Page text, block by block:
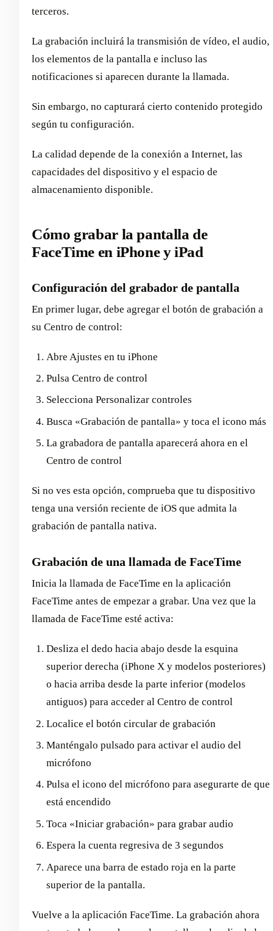
terceros.
La grabación incluirá la transmisión de vídeo, el audio,
los elementos de la pantalla e incluso las
notificaciones si aparecen durante la llamada.
Sin embargo, no capturará cierto contenido protegido
según tu configuración.
La calidad depende de la conexión a Internet, las
capacidades del dispositivo y el espacio de
almacenamiento disponible.
Cómo grabar la pantalla de
FaceTime en iPhone y iPad
Configuración del grabador de pantalla
En primer lugar, debe agregar el botón de grabación a
su Centro de control:
Abre Ajustes en tu iPhone
Pulsa Centro de control
Selecciona Personalizar controles
Busca «Grabación de pantalla» y toca el icono más
La grabadora de pantalla aparecerá ahora en el
Centro de control
Si no ves esta opción, comprueba que tu dispositivo
tenga una versión reciente de iOS que admita la
grabación de pantalla nativa.
Grabación de una llamada de FaceTime
Inicia la llamada de FaceTime en la aplicación
FaceTime antes de empezar a grabar. Una vez que la
llamada de FaceTime esté activa:
Desliza el dedo hacia abajo desde la esquina
superior derecha (iPhone X y modelos posteriores)
o hacia arriba desde la parte inferior (modelos
antiguos) para acceder al Centro de control
Localice el botón circular de grabación
Manténgalo pulsado para activar el audio del
micrófono
Pulsa el icono del micrófono para asegurarte de que
está encendido
Toca «Iniciar grabación» para grabar audio
Espera la cuenta regresiva de 3 segundos
Aparece una barra de estado roja en la parte
superior de la pantalla.
Vuelve a la aplicación FaceTime. La grabación ahora